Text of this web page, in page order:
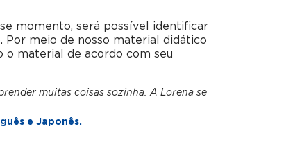
momento, será possível identificar
meio de nosso material didático
o material de acordo com seu
muitas coisas sozinha. A Lorena se
e Japonês.